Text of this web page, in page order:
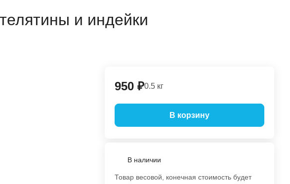
и индейки
950 ₽0.5 кг
В корзину
В наличии
Товар весовой, конечная стоимость будет